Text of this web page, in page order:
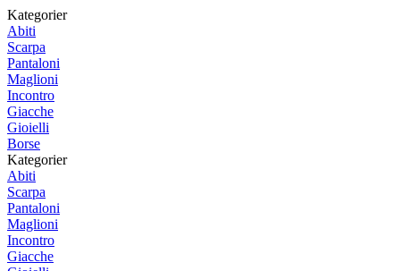
Kategorier
Abiti
Scarpa
Pantaloni
Maglioni
Incontro
Giacche
Gioielli
Borse
Kategorier
Abiti
Scarpa
Pantaloni
Maglioni
Incontro
Giacche